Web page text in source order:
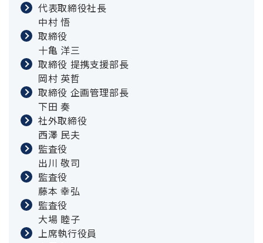
代表取締役社長
中村 悟
取締役
十亀 洋三
取締役 提携支援部長
岡村 英哲
取締役 企画管理部長
下田 奏
社外取締役
西澤 民夫
監査役
出川 敬司
監査役
藤本 幸弘
監査役
大場 睦子
上席執行役員